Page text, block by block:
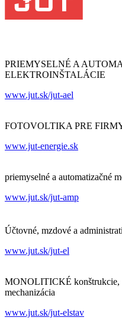
PRIEMYSELNÉ A
ELEKTROINŠTALÁCIE
www.jut.sk/jut-ael
FOTOVOLTIKA PRE
www.jut-energie.sk
priemyselné a automatizačné
www.jut.sk/jut-amp
Účtovné, mzdové a
www.jut.sk/jut-el
MONOLITICKÉ konštrukcie,
mechanizácia
www.jut.sk/jut-elstav